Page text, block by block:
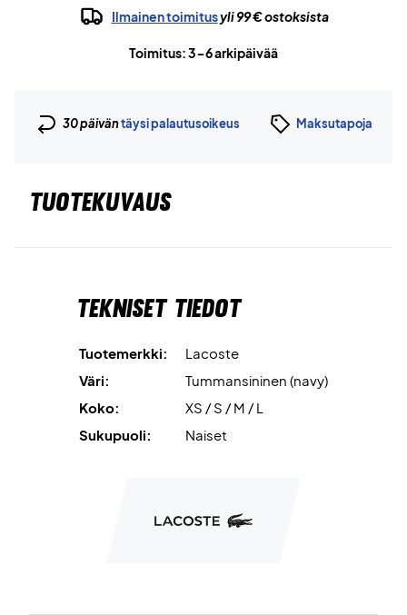
Ilmainen toimitusyli 99 € ostoksista
Toimitus: 3-6 arkipäivää
30 päiväntäysi palautusoikeus Maksutapoja
TUOTEKUVAUS
Tekniset tiedot
Tuotemerkki:
Lacoste
Väri:
Tummansininen (navy)
Koko:
XS / S / M / L
Sukupuoli:
Naiset